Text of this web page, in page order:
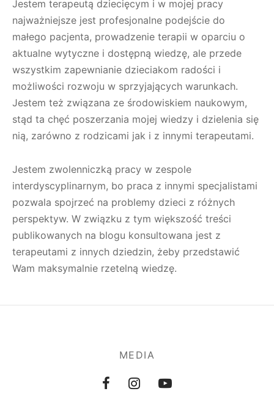
Jestem terapeutą dziecięcym i w mojej pracy
najważniejsze jest profesjonalne podejście do
małego pacjenta, prowadzenie terapii w oparciu o
aktualne wytyczne i dostępną wiedzę, ale przede
wszystkim zapewnianie dzieciakom radości i
możliwości rozwoju w sprzyjających warunkach.
Jestem też związana ze środowiskiem naukowym,
stąd ta chęć poszerzania mojej wiedzy i dzielenia się
nią, zarówno z rodzicami jak i z innymi terapeutami.
Jestem zwolenniczką pracy w zespole
interdyscyplinarnym, bo praca z innymi specjalistami
pozwala spojrzeć na problemy dzieci z różnych
perspektyw. W związku z tym większość treści
publikowanych na blogu konsultowana jest z
terapeutami z innych dziedzin, żeby przedstawić
Wam maksymalnie rzetelną wiedzę.
MEDIA